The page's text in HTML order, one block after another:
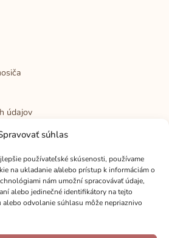
súhlas
používateľské skúsenosti, používame
na ukladanie a/alebo prístup k informáciám o
nám umožní spracovávať údaje,
alebo jedinečné identifikátory na tejto
odvolanie súhlasu môže nepriaznivo
údajov